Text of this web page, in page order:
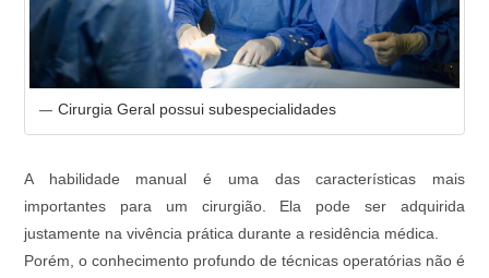
Cirurgia Geral possui subespecialidades
A habilidade manual é uma das características mais
importantes para um cirurgião. Ela pode ser adquirida
justamente na vivência prática durante a residência médica.
Porém, o conhecimento profundo de técnicas operatórias não é